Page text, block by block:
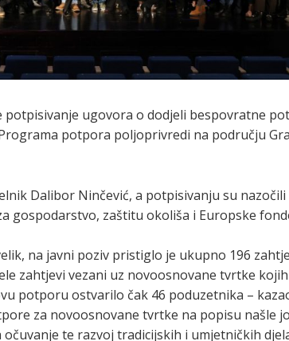
potpisivanje ugovora o dodjeli bespovratne
potpora poljoprivredi na području
Dalibor Ninčević, a potpisivanju su
gospodarstvo, zaštitu okoliša i Europske
na javni poziv pristiglo je ukupno 196
zahtjevi vezani uz novoosnovane tvrtke
potporu ostvarilo čak 46 poduzetnika –
za novoosnovane tvrtke na popisu našle
te razvoj tradicijskih i umjetničkih